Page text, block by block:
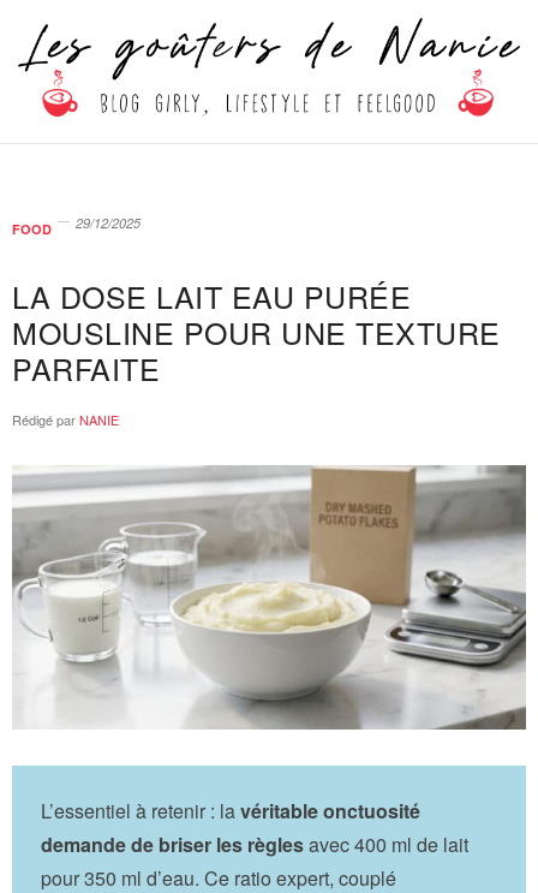
FOOD 29/12/2025
LA DOSE LAIT EAU PURÉE
MOUSLINE POUR UNE TEXTURE
PARFAITE
Rédigé parNANIE
L’essentiel à retenir : lavéritable onctuosité
demande de briser les règlesavec 400 ml de lait
pour 350 ml d’eau. Ce ratio expert, couplé